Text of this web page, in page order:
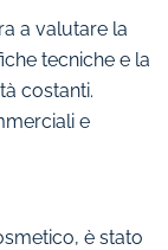
a valutare la
tecniche e la
costanti.
e
è stato